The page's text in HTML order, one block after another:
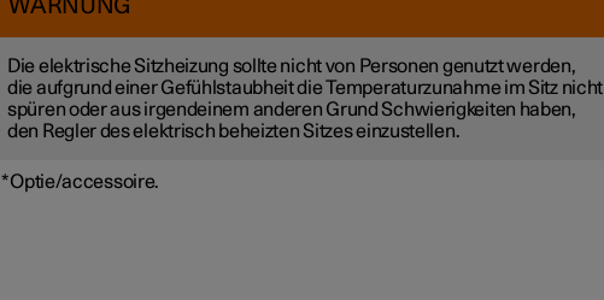
WARNUNG
Die elektrische Sitzheizung sollte nicht von Personen genutzt werden,
die aufgrund einer Gefühlstaubheit die Temperaturzunahme im Sitz nicht
spüren oder aus irgendeinem anderen Grund Schwierigkeiten haben,
den Regler des elektrisch beheizten Sitzes einzustellen.
*Optie/accessoire.